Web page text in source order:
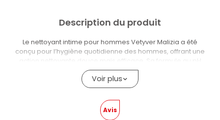
Description du produit
Le nettoyant intime pour hommes Vetyver Malizia a été
conçu pour l’hygiène quotidienne des hommes, offrant une
action nettoyante douce mais efficace. Sa formule au pH
physiologique et aux ingrédients apaisants respecte la
zone intime et procure une agréable sensation de confort
et de fraîcheur. De plus, le parfum Vetyver, élégant et
discret, complète la routine de soins personnels avec une
touche naturelle et propre.
Voir plus
Avis